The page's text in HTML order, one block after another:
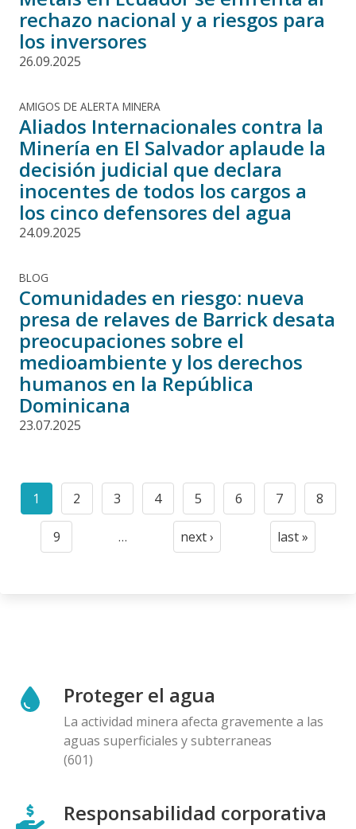
rechazo nacional y a riesgos para
los inversores
26.09.2025
AMIGOS DE ALERTA MINERA
Aliados Internacionales contra la
Minería en El Salvador aplaude la
decisión judicial que declara
inocentes de todos los cargos a
los cinco defensores del agua
24.09.2025
BLOG
Comunidades en riesgo: nueva
presa de relaves de Barrick desata
preocupaciones sobre el
medioambiente y los derechos
humanos en la República
Dominicana
23.07.2025
Paginación
Current
page
1
Page
2
Page
3
Page
4
Page
5
Page
6
Page
7
Page
8
Page
9 …
Next
next ›
Last
last »
Proteger el agua
La actividad minera afecta gravemente a las
aguas superficiales y subterraneas
(601)
Responsabilidad corporativa